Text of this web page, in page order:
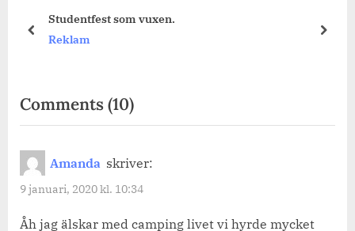
prev next
Comments(10)on
“Dragkrok
Amanda skriver:
9 januari, 2020 kl. 10:34
Åh jag älskar med camping livet vi hyrde mycket